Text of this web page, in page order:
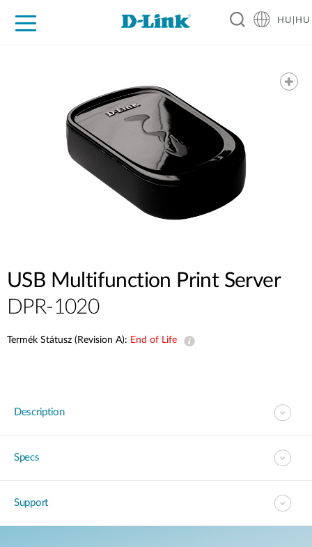
HU|HU
USB Multifunction Print Server
DPR-1020
Termék Státusz (Revision A): End of Life
Description
Specs
Support